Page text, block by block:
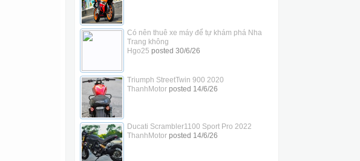
Có nên thuê xe máy để tự khám phá Nha
Trang không
Hgo25 posted 30/6/26
Triumph StreetTwin 900 2020
ThanhMotorposted 14/6/26
Ducati Scrambler1100 Sport Pro 2022
ThanhMotorposted 14/6/26